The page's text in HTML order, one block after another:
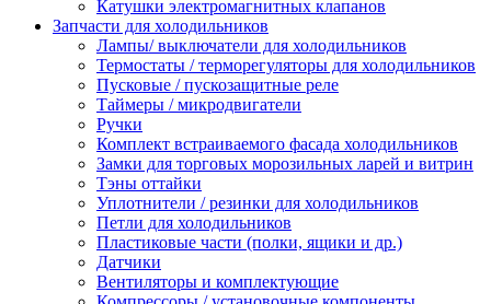
Катушки электромагнитных клапанов
Запчасти для холодильников
Лампы/ выключатели для холодильников
Термостаты / терморегуляторы для холодильников
Пусковые / пускозащитные реле
Таймеры / микродвигатели
Ручки
Комплект встраиваемого фасада холодильников
Замки для торговых морозильных ларей и витрин
Тэны оттайки
Уплотнители / резинки для холодильников
Петли для холодильников
Пластиковые части (полки, ящики и др.)
Датчики
Вентиляторы и комплектующие